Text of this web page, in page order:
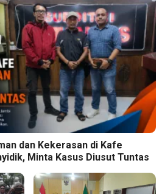
dan Kekerasan di Kafe
Minta Kasus Diusut Tuntas